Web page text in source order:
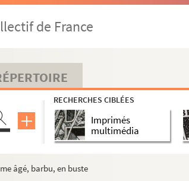
de France
RECHERCHES CIBLÉES
Imprimés
multimédia
âgé, barbu, en buste
(fillette, tête)
Loiseau" (en buste) : Gustave Loiseau, 1814-1879
Jeandelize
cerceau
et fille) : "René et Madeleine Mai 90"
filles ; un garçon avec cerceau)
Boname et leurs amies